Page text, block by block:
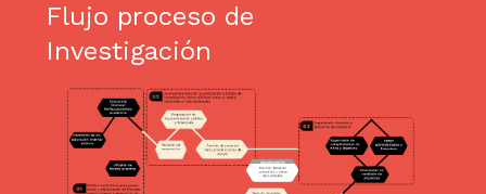
Flujo proceso de
Investigación